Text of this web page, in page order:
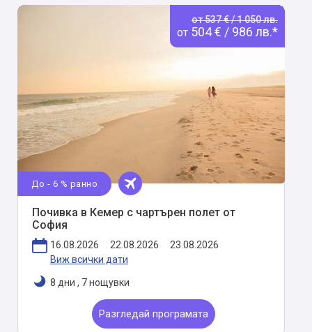
от 537 € / 1 050 лв.
от 504 € / 986 лв.*
До - 6 % ранно
Почивка в Кемер с чартърен полет от
София
16.08.2026 22.08.2026
23.08.2026
Виж всички дати
8 дни , 7 нощувки
Разгледай програмата